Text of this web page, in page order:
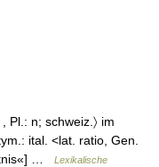
n; schweiz.〉 im
ital. <lat. ratio, Gen.
…
Lexikalische